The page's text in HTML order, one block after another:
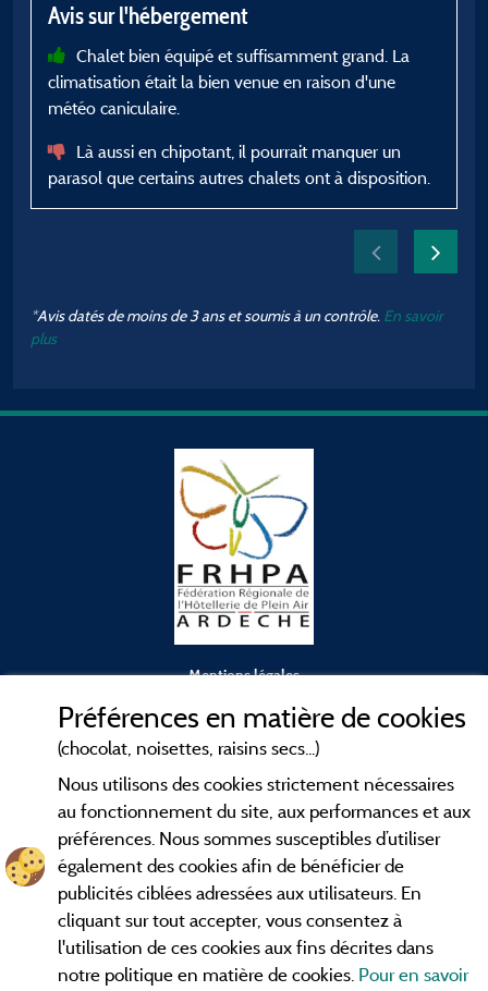
Avis sur l'hébergement
Chalet bien équipé et suffisamment grand. La
climatisation était la bien venue en raison d'une
météo caniculaire.
Là aussi en chipotant, il pourrait manquer un
parasol que certains autres chalets ont à disposition.
*Avis datés de moins de 3 ans et soumis à un contrôle. En savoir
plus
Mentions légales
Contact
CGV
Les meilleurscampings en Ardèche . Consultez les fiches de
nos adhérents et découvrez nos meilleures offres dans les
Gorges de l'Ardèche, le célèbrePont d'Arc, la grotte de l'Aven
d'Orgnac, Le mont Gerbier de Jonc ou le mont Mézenc...
Préférences en matière de cookies
(chocolat, noisettes, raisins secs...)
Nous utilisons des cookies strictement nécessaires
au fonctionnement du site, aux performances et aux
préférences. Nous sommes susceptibles d’utiliser
également des cookies afin de bénéficier de
publicités ciblées adressées aux utilisateurs. En
cliquant sur tout accepter, vous consentez à
l'utilisation de ces cookies aux fins décrites dans
notre politique en matière de cookies. Pour en savoir